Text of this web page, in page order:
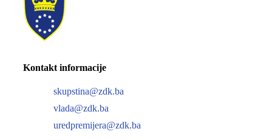
Kontakt informacije
skupstina@zdk.ba
vlada@zdk.ba
uredpremijera@zdk.ba